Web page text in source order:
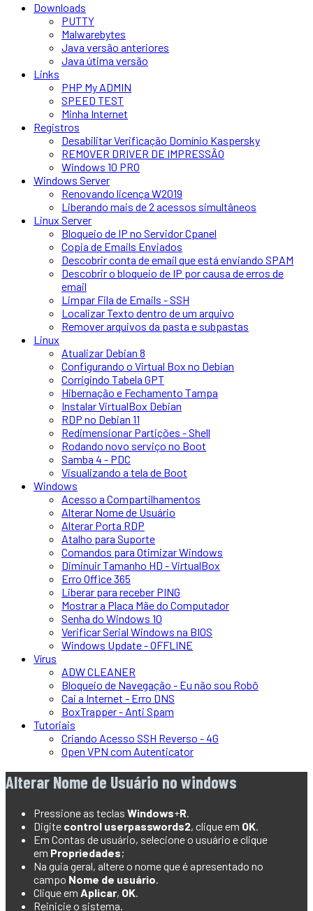
Downloads
PUTTY
Malwarebytes
Java versão anteriores
Java útima versão
Links
PHP My ADMIN
SPEED TEST
Minha Internet
Registros
Desabilitar Verificação Domínio Kaspersky
REMOVER DRIVER DE IMPRESSÃO
Windows 10 PRO
Windows Server
Renovando licença W2019
Liberando mais de 2 acessos simultâneos
Linux Server
Bloqueio de IP no Servidor Cpanel
Copia de Emails Enviados
Descobrir conta de email que está enviando SPAM
Descobrir o bloqueio de IP por causa de erros de
email
Limpar Fila de Emails - SSH
Localizar Texto dentro de um arquivo
Remover arquivos da pasta e subpastas
Linux
Atualizar Debian 8
Configurando o Virtual Box no Debian
Corrigindo Tabela GPT
Hibernação e Fechamento Tampa
Instalar VirtualBox Debian
RDP no Debian 11
Redimensionar Partições - Shell
Rodando novo serviço no Boot
Samba 4 - PDC
Visualizando a tela de Boot
Windows
Acesso a Compartilhamentos
Alterar Nome de Usuário
Alterar Porta RDP
Atalho para Suporte
Comandos para Otimizar Windows
Diminuir Tamanho HD - VirtualBox
Erro Office 365
Liberar para receber PING
Mostrar a Placa Mãe do Computador
Senha do Windows 10
Verificar Serial Windows na BIOS
Windows Update - OFFLINE
Vírus
ADW CLEANER
Bloqueio de Navegação - Eu não sou Robô
Cai a Internet - Erro DNS
BoxTrapper - Anti Spam
Tutoriais
Criando Acesso SSH Reverso - 4G
Open VPN com Autenticator
Alterar Nome de Usuário no windows
Pressione as teclas Windows+R.
Digite control userpasswords2, clique em OK.
Em Contas de usuário, selecione o usuário e clique
em Propriedades;
Na guia geral, altere o nome que é apresentado no
campo Nome de usuário.
Clique em Aplicar, OK.
Reinicie o sistema.